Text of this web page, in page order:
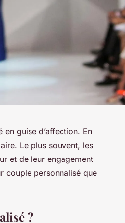
guise d’affection. En
Le plus souvent, les
et de leur engagement
couple personnalisé que
?